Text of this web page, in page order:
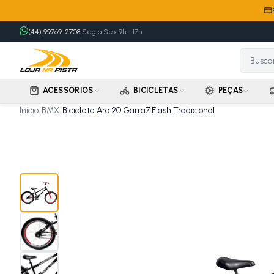
(44) 99769-2708|Seg a Sex 9h - 17h
ACESSÓRIOS BICICLETAS PEÇAS
Início/BMX/Bicicleta Aro 20 Garra7 Flash Tradicional